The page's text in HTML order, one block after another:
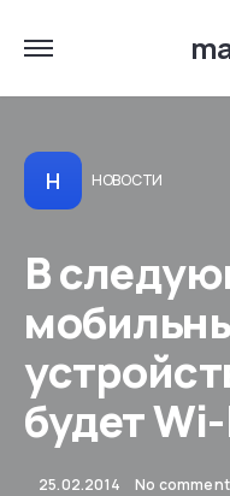
Н НОВОСТИ
В
будет
25.02.2014 No